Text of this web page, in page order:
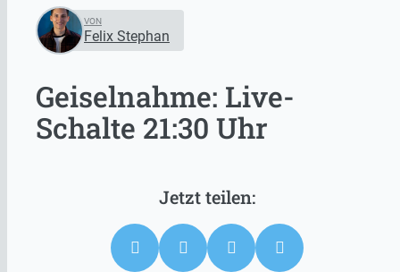
VON
Felix Stephan
Geiselnahme: Live-
Schalte 21:30 Uhr